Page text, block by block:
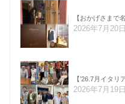
【おかげさまで
2026年7月20日
【’26.7月イタリ
2026年7月19日